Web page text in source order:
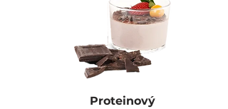
Proteinový